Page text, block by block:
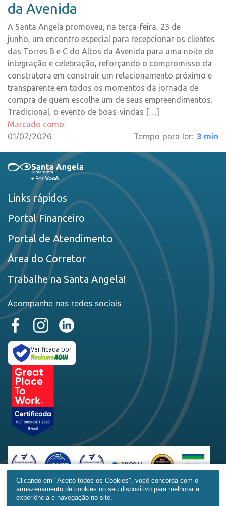
da Avenida
A Santa Angela promoveu, na terça-feira, 23 de
junho, um encontro especial para recepcionar os clientes
das Torres B e C do Altos da Avenida para uma noite de
integração e celebração, reforçando o compromisso da
construtora em construir um relacionamento próximo e
transparente em todos os momentos da jornada de
compra de quem escolhe um de seus empreendimentos.
Tradicional, o evento de boas-vindas […]
Marcado como:
01/07/2026 Tempo para ler: 3 min
Links rápidos
Portal Financeiro
Portal de Atendimento
Área do Corretor
Trabalhe na Santa Angela!
Acompanhe nas redes sociais
Verificada por
Clicando em "Aceito todos os Cookies", você concorda com o
armazenamento de cookies no seu dispositivo para melhorar a
experiência e navegação no site.
Home Produtos Obras Contato Mais